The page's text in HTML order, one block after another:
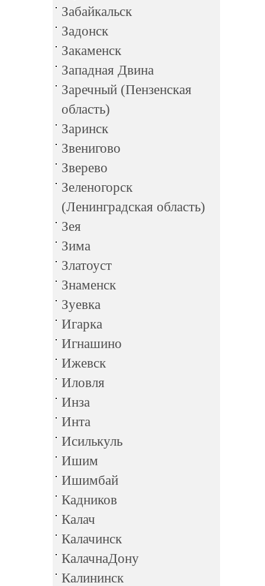
Забайкальск
Задонск
Закаменск
Западная Двина
Заречный (Пензенская
область)
Заринск
Звенигово
Зверево
Зеленогорск
(Ленинградская область)
Зея
Зима
Златоуст
Знаменск
Зуевка
Игарка
Игнашино
Ижевск
Иловля
Инза
Инта
Исилькуль
Ишим
Ишимбай
Кадников
Калач
Калачинск
КалачнаДону
Калининск